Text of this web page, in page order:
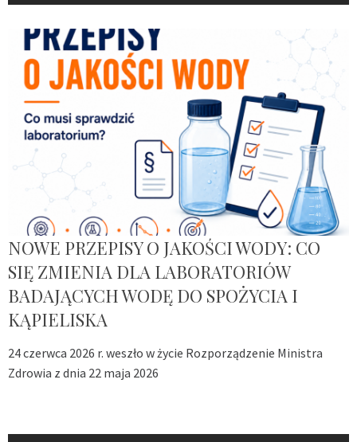
NOWE PRZEPISY O JAKOŚCI WODY: CO
SIĘ ZMIENIA DLA LABORATORIÓW
BADAJĄCYCH WODĘ DO SPOŻYCIA I
KĄPIELISKA
24 czerwca 2026 r. weszło w życie Rozporządzenie Ministra
Zdrowia z dnia 22 maja 2026